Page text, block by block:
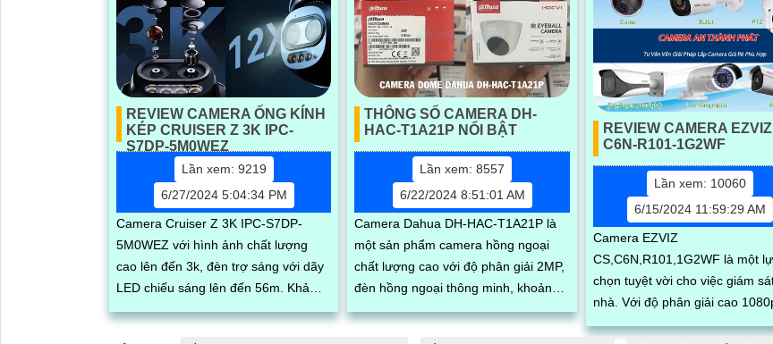
REVIEW CAMERA ỐNG KÍNH
KÉP CRUISER Z 3K IPC-
S7DP-5M0WEZ
Lần xem: 9219
6/27/2024 5:04:34 PM
Camera Cruiser Z 3K IPC-S7DP-
5M0WEZ với hình ảnh chất lượng
cao lên đến 3k, đèn trợ sáng với dãy
LED chiếu sáng lên đến 56m. Khả
năng quay xoay, zoom 12x cùng góc
THÔNG SỐ CAMERA DH-
HAC-T1A21P NỔI BẬT
Lần xem: 8557
6/22/2024 8:51:01 AM
Camera Dahua DH-HAC-T1A21P là
một sản phẩm camera hồng ngoại
chất lượng cao với độ phân giải 2MP,
đèn hồng ngoại thông minh, khoảng
cách quan sát lên đến 10m trong điều
REVIEW CAMERA
C6N-R101-1G2WF
Lần xem: 10060
6/15/2024 11:59:29 AM
Camera EZVIZ
CS,C6N,R101,1G2WF là một
chọn tuyệt vời cho việc giám
nhà. Với độ phân giải cao 1080p, kết
nối Wi,Fi ổn định, hỗ trợ xoay